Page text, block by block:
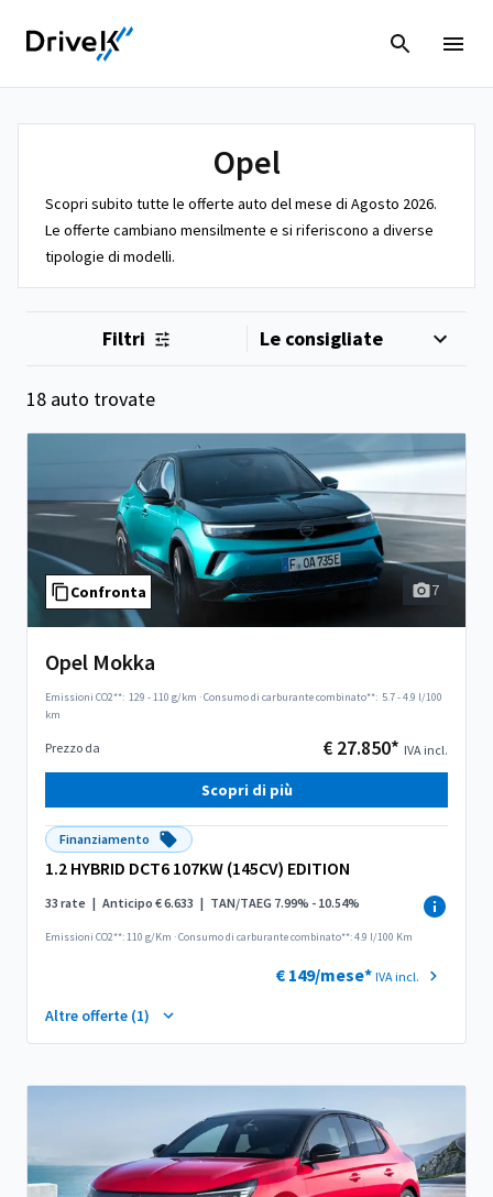
Opel
Scopri subito tutte le offerte auto del mese di Agosto 2026.
Le offerte cambiano mensilmente e si riferiscono a diverse
tipologie di modelli.
Filtri
18 auto trovate
Confronta 7
Opel Mokka
Emissioni CO2**: 129 - 110 g/km ·Consumo di carburante combinato**: 5.7 - 4.9 l/100
km
Prezzo da € 27.850* IVA incl.
Scopri di più
Finanziamento
1.2 HYBRID DCT6 107KW (145CV) EDITION
33 rate | Anticipo € 6.633 | TAN/TAEG 7.99% - 10.54%
Emissioni CO2**: 110 g/Km ·Consumo di carburante combinato**: 4.9 l/100 Km
€ 149/mese* IVA incl.
Altre offerte (1)